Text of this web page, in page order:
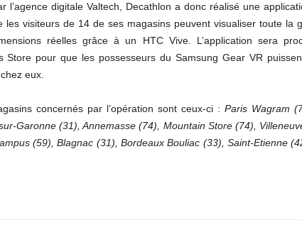
l’agence digitale Valtech, Decathlon a donc réalisé une
les visiteurs de 14 de ses magasins peuvent visualiser toute la
réelles grâce à un HTC Vive. L’application sera
Store pour que les possesseurs du Samsung Gear VR
eux.
concernés par l’opération sont ceux-ci : Paris Wagram
Garonne (31), Annemasse (74), Mountain Store (74),
(59), Blagnac (31), Bordeaux Bouliac (33), Saint-Etienne